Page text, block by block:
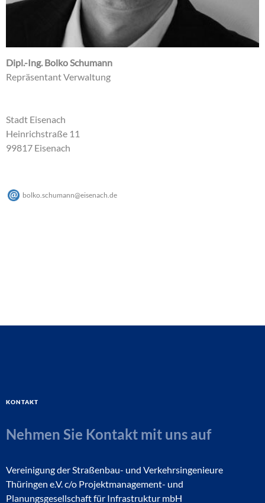
Dipl.-Ing. Bolko Schumann
Repräsentant Verwaltung
Stadt Eisenach
Heinrichstraße 11
99817 Eisenach
bolko.schumann@eisenach.de
Kontakt
Nehmen Sie Kontakt mit uns auf
Vereinigung der Straßenbau- und Verkehrsingenieure
Thüringen e.V. c/o Projektmanagement- und
Planungsgesellschaft für Infrastruktur mbH